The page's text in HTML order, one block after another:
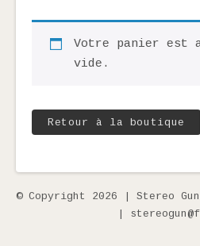
Votre panier est
vide.
Retour à la boutique
© Copyright 2026 | Stereo
|